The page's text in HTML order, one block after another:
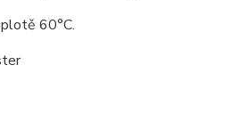
60°C.